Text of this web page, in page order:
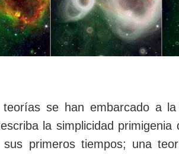
se han embarcado a
la simplicidad
sus primeros tiempos; una